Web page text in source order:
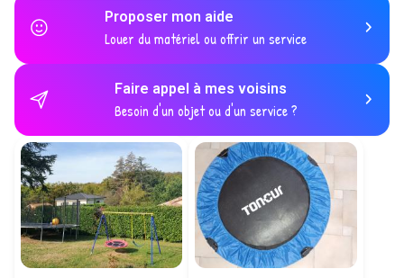
Proposer mon aide
Louer du matériel ou offrir un service
Faire appel à mes voisins
Besoin d'un objet ou d'un service ?